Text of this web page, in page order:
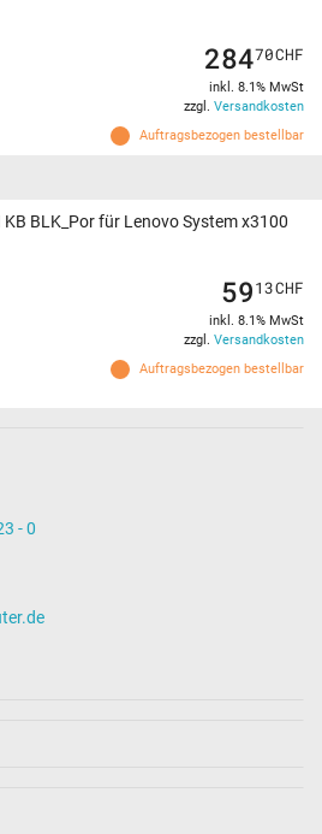
Auftragsbezogen bestellbar
28470CHF
inkl. 8.1% MwSt
zzgl. Versandkosten
KB BLK_Por für Lenovo System x3100
Auftragsbezogen bestellbar
5913CHF
inkl. 8.1% MwSt
zzgl. Versandkosten
- 0